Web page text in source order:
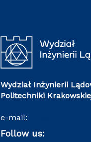
Wydział Inżynierii
Politechniki
e-mail:
Follow us: